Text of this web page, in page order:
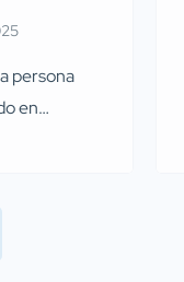
persona
en
de